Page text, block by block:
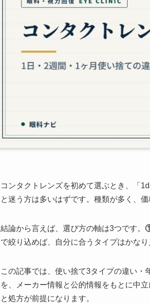
コンタクトレンズを初めて選ぶとき、「
と迷う方は多いはずです。種類が多く、
結論から言えば、選び方の軸は3つです。
で絞り込めば、自分に合うタイプはかなり
この記事では、使い捨て3タイプの違い
を、メーカー情報と公的情報をもとに中
と処方が前提になります。